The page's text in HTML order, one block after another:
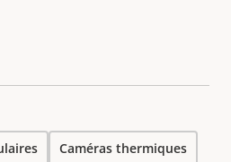
Caméras thermiques